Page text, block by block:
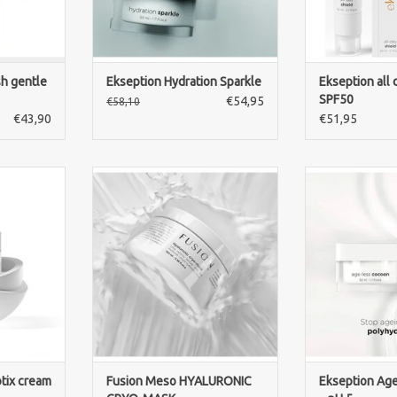
gentle
€43,90
Ekseption Hydration Sparkle
€58,10 €54,95
Ekseption all
SPF50
€51,95
Herstelt,
cream
Fusion Meso HYALURONIC CRYO-
MASK 100ml hydrateert intensief,
verkoelt de huid en vermindert
tekenen van vermoeidheid. Voor
een frisse, soepele en stralende
huid.
TOEVOEGEN AAN WINKELWAGEN
Fusion Meso HYALURONIC
Ekseption Age-
hydrateert
soepele,
Ekseption